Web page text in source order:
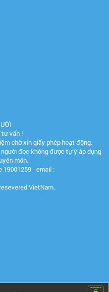
tư vấn !
chờ xin giấy phép hoạt động.
đọc không được tự ý áp dụng
môn.
- email :
VietNam.